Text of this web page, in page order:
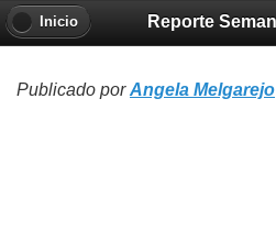
Inicio
Publicado porAngela Melgarejo